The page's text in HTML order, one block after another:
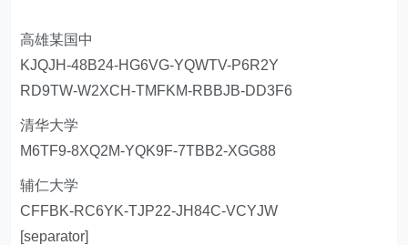
高雄某国中
KJQJH-48B24-HG6VG-YQWTV-P6R2Y
RD9TW-W2XCH-TMFKM-RBBJB-DD3F6
清华大学
M6TF9-8XQ2M-YQK9F-7TBB2-XGG88
辅仁大学
CFFBK-RC6YK-TJP22-JH84C-VCYJW
[separator]